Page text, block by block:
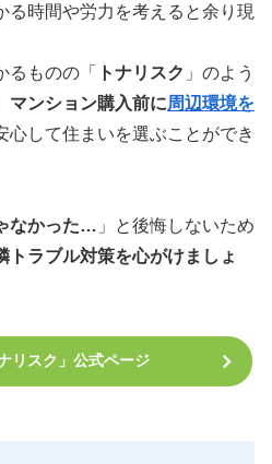
る時間や労力を考えると余り現
るものの「
トナリスク 」のよう
マンション購入前に周辺環境を
心して住まいを選ぶことができ
なかった… 」と後悔しないため
トラブル対策を心がけましょ
リスク」公式ページ